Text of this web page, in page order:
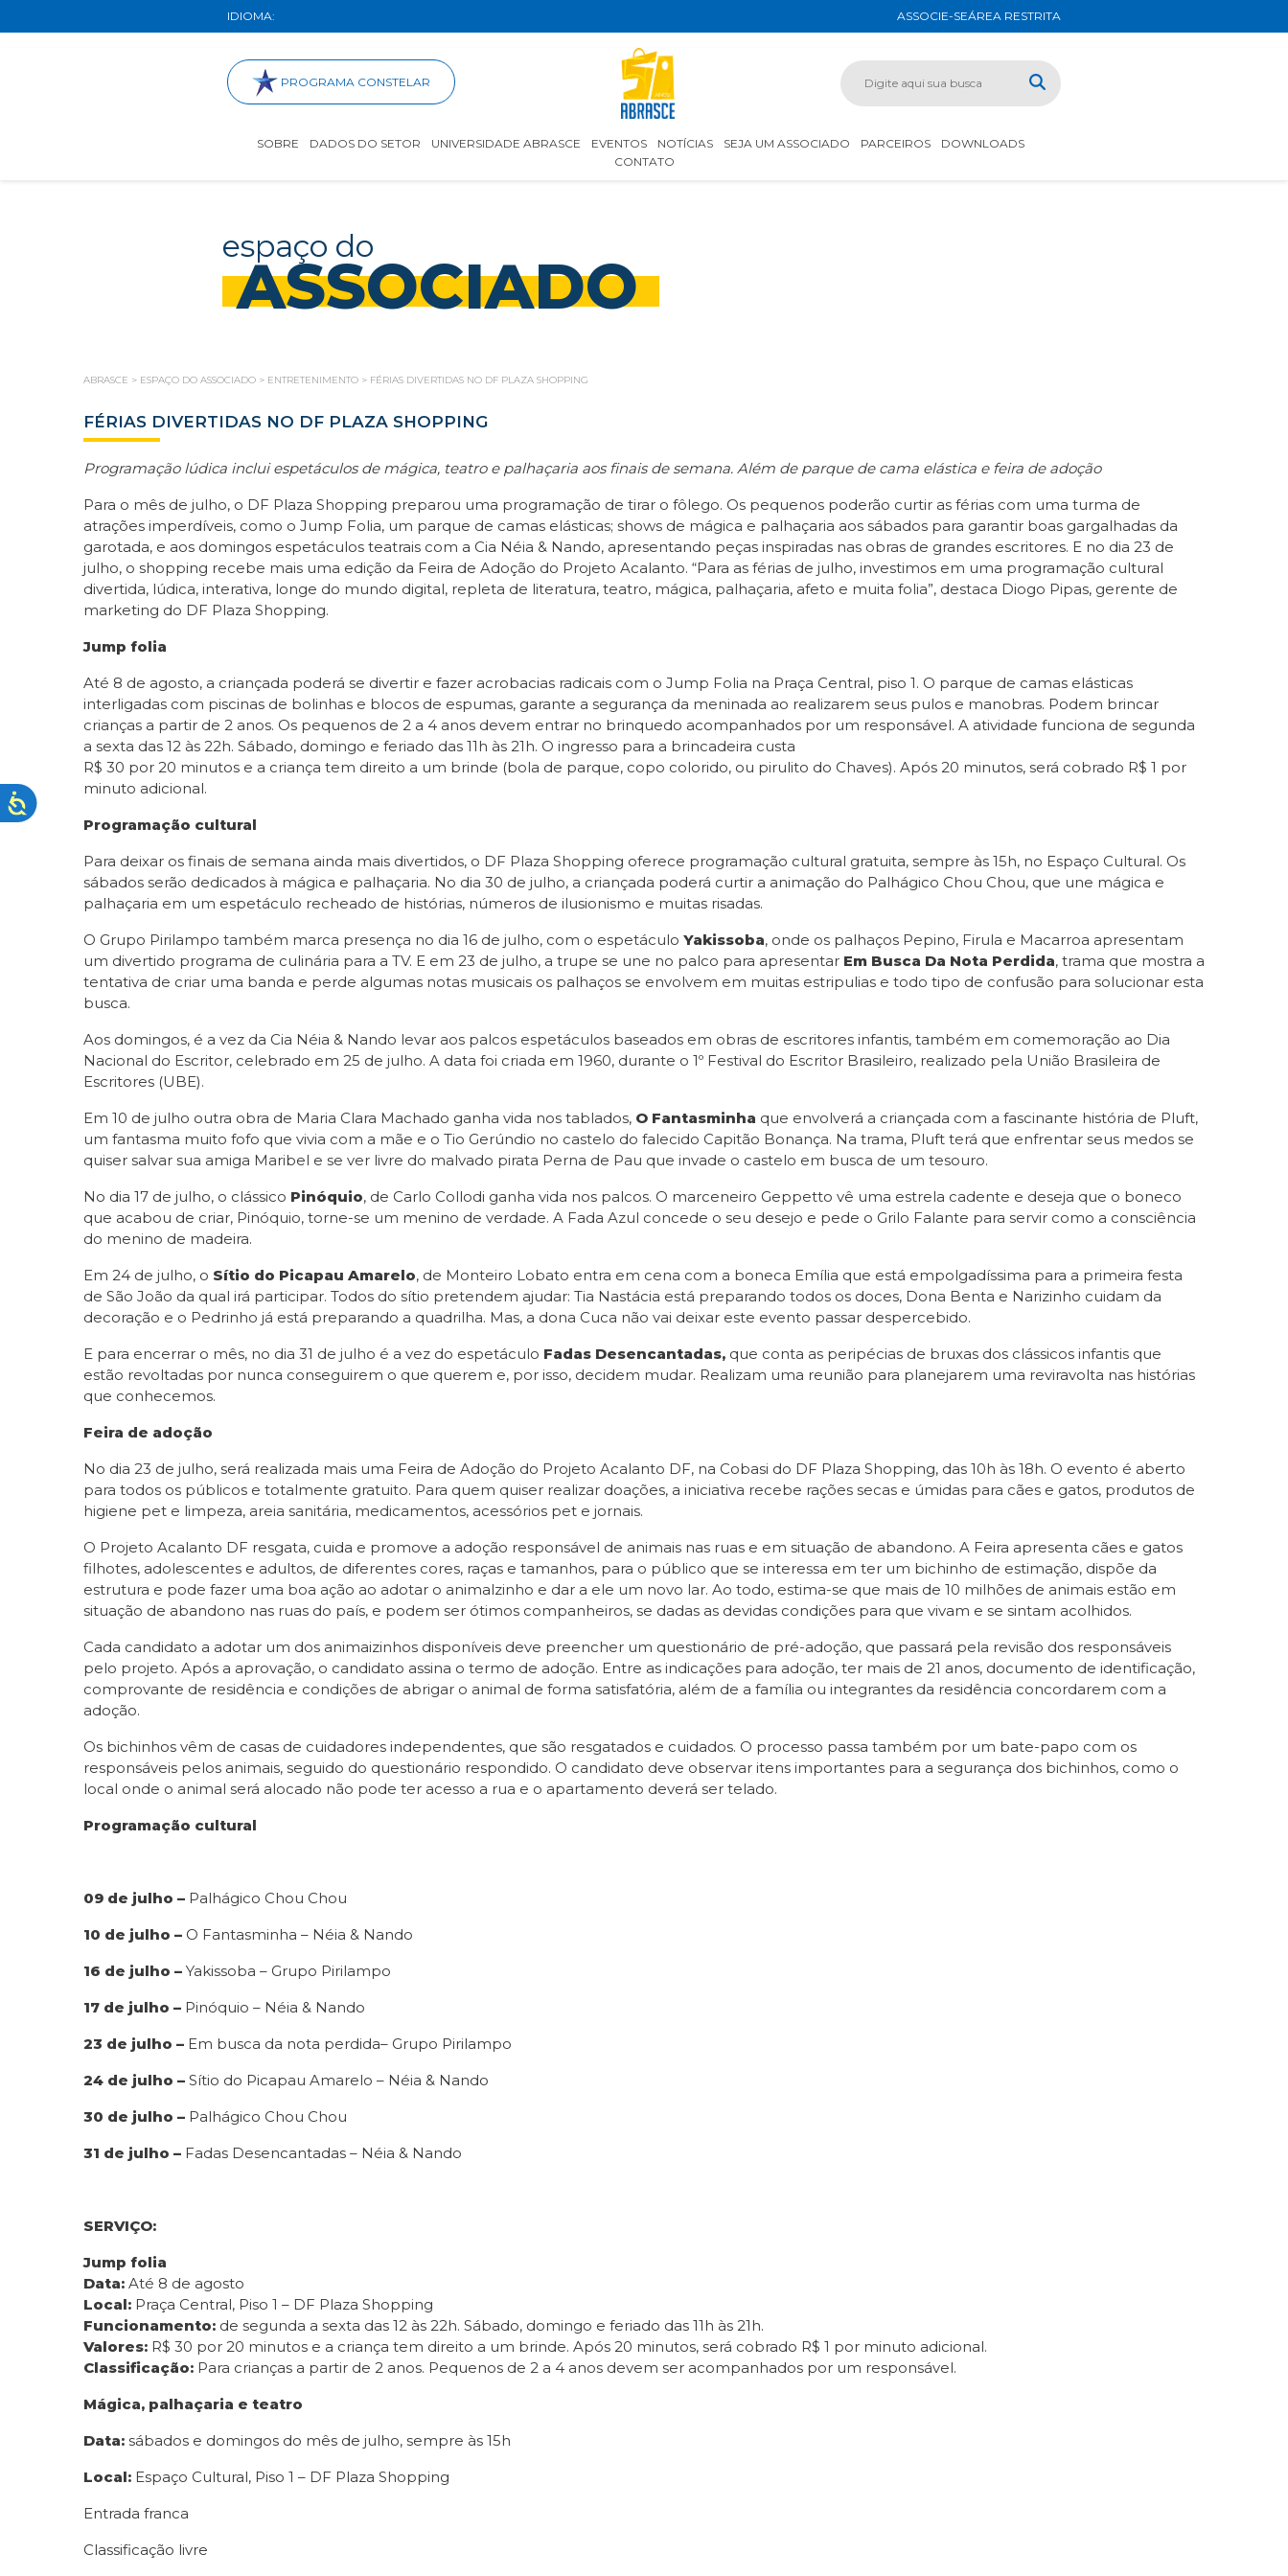
IDIOMA: ASSOCIE-SEÁREA RESTRITA
PROGRAMA CONSTELAR
SOBRE DADOS DO SETOR UNIVERSIDADE ABRASCE EVENTOS NOTÍCIAS SEJA UM ASSOCIADO PARCEIROS
DOWNLOADS
CONTATO
espaço do
ASSOCIADO
ABRASCE > ESPAÇO DO ASSOCIADO > ENTRETENIMENTO > FÉRIAS DIVERTIDAS NO DF PLAZA SHOPPING
FÉRIAS DIVERTIDAS NO DF PLAZA SHOPPING
Programação lúdica inclui espetáculos de mágica, teatro e palhaçaria aos finais de semana. Além de parque de cama elástica e feira de adoção
Para o mês de julho, o DF Plaza Shopping preparou uma programação de tirar o fôlego. Os pequenos poderão curtir as férias com uma turma de
atrações imperdíveis, como o Jump Folia, um parque de camas elásticas; shows de mágica e palhaçaria aos sábados para garantir boas gargalhadas da
garotada, e aos domingos espetáculos teatrais com a Cia Néia & Nando, apresentando peças inspiradas nas obras de grandes escritores. E no dia 23 de
julho, o shopping recebe mais uma edição da Feira de Adoção do Projeto Acalanto. “Para as férias de julho, investimos em uma programação cultural
divertida, lúdica, interativa, longe do mundo digital, repleta de literatura, teatro, mágica, palhaçaria, afeto e muita folia”, destaca Diogo Pipas, gerente de
marketing do DF Plaza Shopping.
Jump folia
Até 8 de agosto, a criançada poderá se divertir e fazer acrobacias radicais com o Jump Folia na Praça Central, piso 1. O parque de camas elásticas
interligadas com piscinas de bolinhas e blocos de espumas, garante a segurança da meninada ao realizarem seus pulos e manobras. Podem brincar
crianças a partir de 2 anos. Os pequenos de 2 a 4 anos devem entrar no brinquedo acompanhados por um responsável. A atividade funciona de segunda
a sexta das 12 às 22h. Sábado, domingo e feriado das 11h às 21h. O ingresso para a brincadeira custa
R$ 30 por 20 minutos e a criança tem direito a um brinde (bola de parque, copo colorido, ou pirulito do Chaves). Após 20 minutos, será cobrado R$ 1 por
minuto adicional.
Programação cultural
Para deixar os finais de semana ainda mais divertidos, o DF Plaza Shopping oferece programação cultural gratuita, sempre às 15h, no Espaço Cultural. Os
sábados serão dedicados à mágica e palhaçaria. No dia 30 de julho, a criançada poderá curtir a animação do Palhágico Chou Chou, que une mágica e
palhaçaria em um espetáculo recheado de histórias, números de ilusionismo e muitas risadas.
O Grupo Pirilampo também marca presença no dia 16 de julho, com o espetáculo Yakissoba, onde os palhaços Pepino, Firula e Macarroa apresentam
um divertido programa de culinária para a TV. E em 23 de julho, a trupe se une no palco para apresentar Em Busca Da Nota Perdida, trama que mostra a
tentativa de criar uma banda e perde algumas notas musicais os palhaços se envolvem em muitas estripulias e todo tipo de confusão para solucionar esta
busca.
Aos domingos, é a vez da Cia Néia & Nando levar aos palcos espetáculos baseados em obras de escritores infantis, também em comemoração ao Dia
Nacional do Escritor, celebrado em 25 de julho. A data foi criada em 1960, durante o 1º Festival do Escritor Brasileiro, realizado pela União Brasileira de
Escritores (UBE).
Em 10 de julho outra obra de Maria Clara Machado ganha vida nos tablados, O Fantasminha que envolverá a criançada com a fascinante história de Pluft,
um fantasma muito fofo que vivia com a mãe e o Tio Gerúndio no castelo do falecido Capitão Bonança. Na trama, Pluft terá que enfrentar seus medos se
quiser salvar sua amiga Maribel e se ver livre do malvado pirata Perna de Pau que invade o castelo em busca de um tesouro.
No dia 17 de julho, o clássico Pinóquio, de Carlo Collodi ganha vida nos palcos. O marceneiro Geppetto vê uma estrela cadente e deseja que o boneco
que acabou de criar, Pinóquio, torne-se um menino de verdade. A Fada Azul concede o seu desejo e pede o Grilo Falante para servir como a consciência
do menino de madeira.
Em 24 de julho, o Sítio do Picapau Amarelo, de Monteiro Lobato entra em cena com a boneca Emília que está empolgadíssima para a primeira festa
de São João da qual irá participar. Todos do sítio pretendem ajudar: Tia Nastácia está preparando todos os doces, Dona Benta e Narizinho cuidam da
decoração e o Pedrinho já está preparando a quadrilha. Mas, a dona Cuca não vai deixar este evento passar despercebido.
E para encerrar o mês, no dia 31 de julho é a vez do espetáculo Fadas Desencantadas, que conta as peripécias de bruxas dos clássicos infantis que
estão revoltadas por nunca conseguirem o que querem e, por isso, decidem mudar. Realizam uma reunião para planejarem uma reviravolta nas histórias
que conhecemos.
Feira de adoção
No dia 23 de julho, será realizada mais uma Feira de Adoção do Projeto Acalanto DF, na Cobasi do DF Plaza Shopping, das 10h às 18h. O evento é aberto
para todos os públicos e totalmente gratuito. Para quem quiser realizar doações, a iniciativa recebe rações secas e úmidas para cães e gatos, produtos de
higiene pet e limpeza, areia sanitária, medicamentos, acessórios pet e jornais.
O Projeto Acalanto DF resgata, cuida e promove a adoção responsável de animais nas ruas e em situação de abandono. A Feira apresenta cães e gatos
filhotes, adolescentes e adultos, de diferentes cores, raças e tamanhos, para o público que se interessa em ter um bichinho de estimação, dispõe da
estrutura e pode fazer uma boa ação ao adotar o animalzinho e dar a ele um novo lar. Ao todo, estima-se que mais de 10 milhões de animais estão em
situação de abandono nas ruas do país, e podem ser ótimos companheiros, se dadas as devidas condições para que vivam e se sintam acolhidos.
Cada candidato a adotar um dos animaizinhos disponíveis deve preencher um questionário de pré-adoção, que passará pela revisão dos responsáveis
pelo projeto. Após a aprovação, o candidato assina o termo de adoção. Entre as indicações para adoção, ter mais de 21 anos, documento de identificação,
comprovante de residência e condições de abrigar o animal de forma satisfatória, além de a família ou integrantes da residência concordarem com a
adoção.
Os bichinhos vêm de casas de cuidadores independentes, que são resgatados e cuidados. O processo passa também por um bate-papo com os
responsáveis pelos animais, seguido do questionário respondido. O candidato deve observar itens importantes para a segurança dos bichinhos, como o
local onde o animal será alocado não pode ter acesso a rua e o apartamento deverá ser telado.
Programação cultural
09 de julho – Palhágico Chou Chou
10 de julho – O Fantasminha – Néia & Nando
16 de julho – Yakissoba – Grupo Pirilampo
17 de julho – Pinóquio – Néia & Nando
23 de julho – Em busca da nota perdida– Grupo Pirilampo
24 de julho – Sítio do Picapau Amarelo – Néia & Nando
30 de julho – Palhágico Chou Chou
31 de julho – Fadas Desencantadas – Néia & Nando
SERVIÇO:
Jump folia
Data: Até 8 de agosto
Local: Praça Central, Piso 1 – DF Plaza Shopping
Funcionamento: de segunda a sexta das 12 às 22h. Sábado, domingo e feriado das 11h às 21h.
Valores: R$ 30 por 20 minutos e a criança tem direito a um brinde. Após 20 minutos, será cobrado R$ 1 por minuto adicional.
Classificação: Para crianças a partir de 2 anos. Pequenos de 2 a 4 anos devem ser acompanhados por um responsável.
Mágica, palhaçaria e teatro
Data: sábados e domingos do mês de julho, sempre às 15h
Local: Espaço Cultural, Piso 1 – DF Plaza Shopping
Entrada franca
Classificação livre